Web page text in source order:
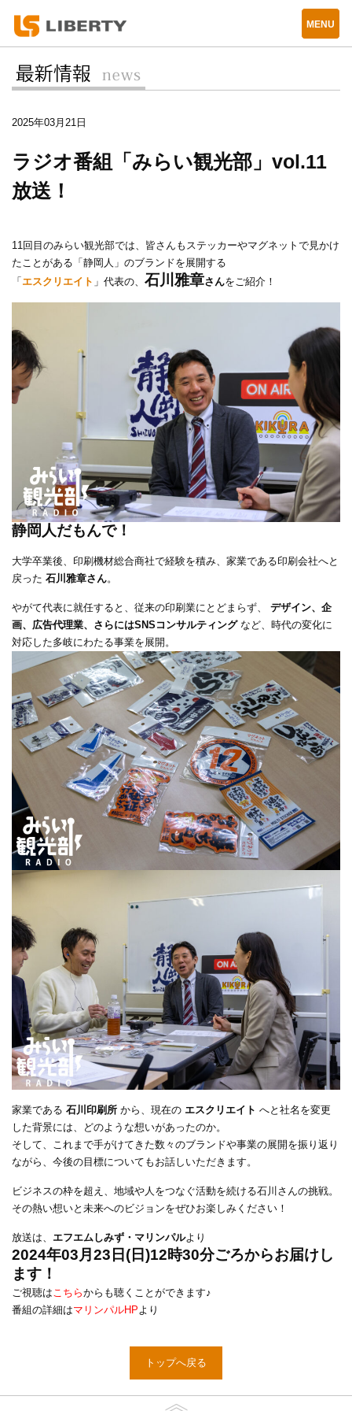
2025年03月21日
ラジオ番組「みらい観光部」vol.11
放送！
11回目のみらい観光部では、皆さんもステッカーやマグネットで見かけ
たことがある「静岡人」のブランドを展開する
「 エスクリエイト 」 代表の、 石川雅章さんをご紹介！
静岡人だもんで！
大学卒業後、印刷機材総合商社で経験を積み、家業である印刷会社へと
戻った 石川雅章さん。
やがて代表に就任すると、従来の印刷業にとどまらず、 デザイン、企
画、広告代理業、さらにはSNSコンサルティングなど、時代の変化に
対応した多岐にわたる事業を展開。
家業である 石川印刷所 から、現在の エスクリエイト へと社名を変更
した背景には、どのような想いがあったのか。
そして、これまで手がけてきた数々のブランドや事業の展開を振り返り
ながら、今後の目標についてもお話しいただきます。
ビジネスの枠を超え、地域や人をつなぐ活動を続ける石川さんの挑戦。
その熱い想いと未来へのビジョンをぜひお楽しみください！
放送は、 エフエムしみず・マリンパルより
2024年03月23日(日)12時30分ごろからお届けし
ます！
ご視聴は こちらからも聴くことができます♪
番組の詳細はマリンパルHP より
トップへ戻る